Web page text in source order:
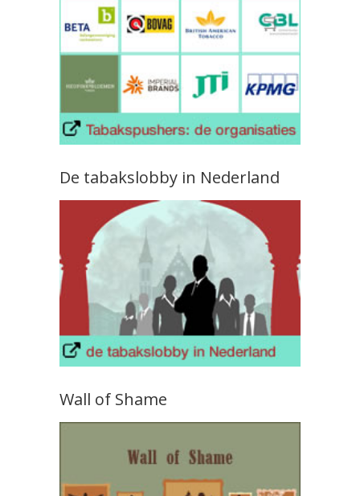
De tabakslobby in Nederland
Wall of Shame